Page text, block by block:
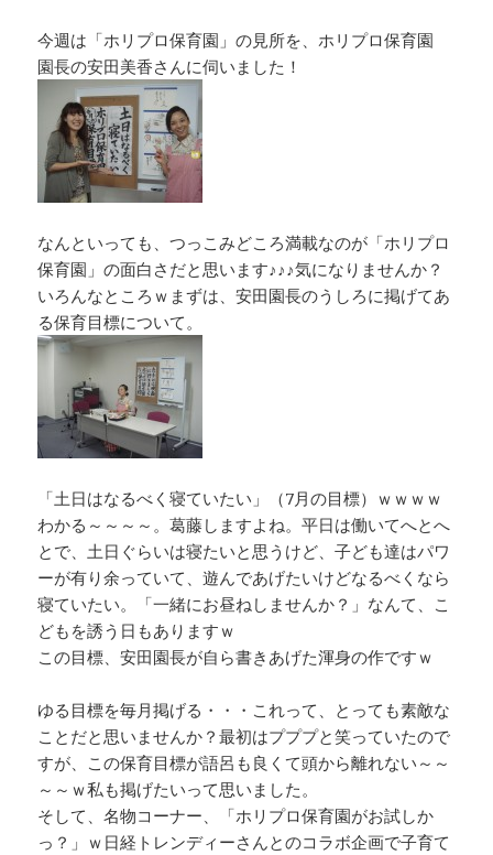
今週は「ホリプロ保育園」の見所を、ホリプロ保育園
園長の安田美香さんに伺いました！
なんといっても、つっこみどころ満載なのが「ホリプロ
保育園」の面白さだと思います♪♪♪気になりませんか？
いろんなところｗまずは、安田園長のうしろに掲げてあ
る保育目標について。
「土日はなるべく寝ていたい」（7月の目標）ｗｗｗｗ
わかる～～～～。葛藤しますよね。平日は働いてへとへ
とで、土日ぐらいは寝たいと思うけど、子ども達はパワ
ーが有り余っていて、遊んであげたいけどなるべくなら
寝ていたい。「一緒にお昼ねしませんか？」なんて、こ
どもを誘う日もありますｗ
この目標、安田園長が自ら書きあげた渾身の作ですｗ
ゆる目標を毎月掲げる・・・これって、とっても素敵な
ことだと思いませんか？最初はプププと笑っていたので
すが、この保育目標が語呂も良くて頭から離れない～～
～～ｗ私も掲げたいって思いました。
そして、名物コーナー、「ホリプロ保育園がお試しか
っ？」ｗ日経トレンディーさんとのコラボ企画で子育て